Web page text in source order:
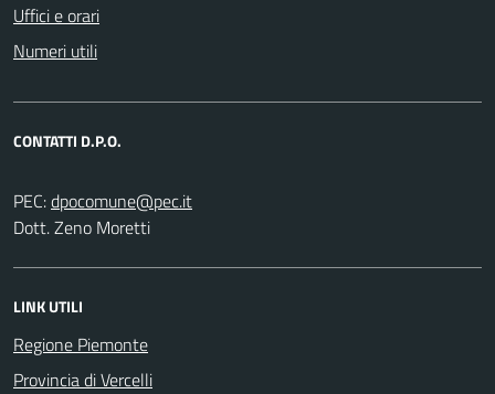
Uffici e orari
Numeri utili
CONTATTI D.P.O.
PEC:
Dott. Zeno Moretti
LINK UTILI
Regione Piemonte
Provincia di Vercelli